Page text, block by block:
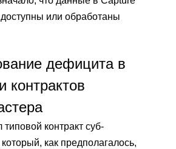
или обработаны
дефицита в
контрактов
типовой контракт суб-
как предполагалось,